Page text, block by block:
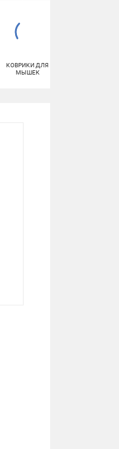
КОВРИКИ ДЛЯ
МЫШЕК